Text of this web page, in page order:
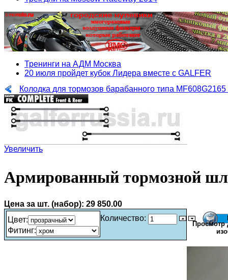
Тренинги на АДМ Москва
20 июля пройдет кубок Лидера вместе с GALFER
Колодка для тормозов барабанного типа
Увеличить
Армированный тормозной
Цена за шт. (набор): 29 850.00
Цвет:
Фитинг:
Количество:
Просмотр